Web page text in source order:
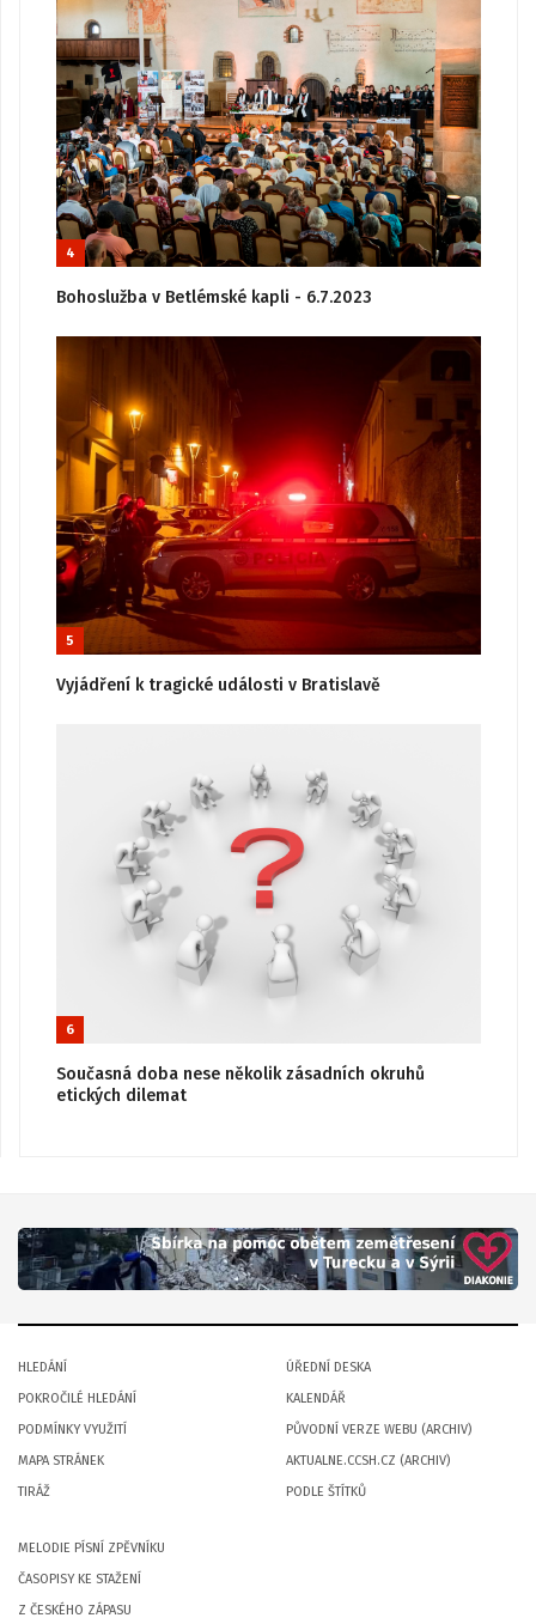
4
Bohoslužba v Betlémské kapli - 6.7.2023
5
Vyjádření k tragické události v Bratislavě
6
Současná doba nese několik zásadních okruhů
etických dilemat
HLEDÁNÍ
POKROČILÉ HLEDÁNÍ
PODMÍNKY VYUŽITÍ
MAPA STRÁNEK
TIRÁŽ
ÚŘEDNÍ DESKA
KALENDÁŘ
PŮVODNÍ VERZE WEBU (ARCHIV)
AKTUALNE.CCSH.CZ (ARCHIV)
PODLE ŠTÍTKŮ
MELODIE PÍSNÍ ZPĚVNÍKU
ČASOPISY KE STAŽENÍ
Z ČESKÉHO ZÁPASU